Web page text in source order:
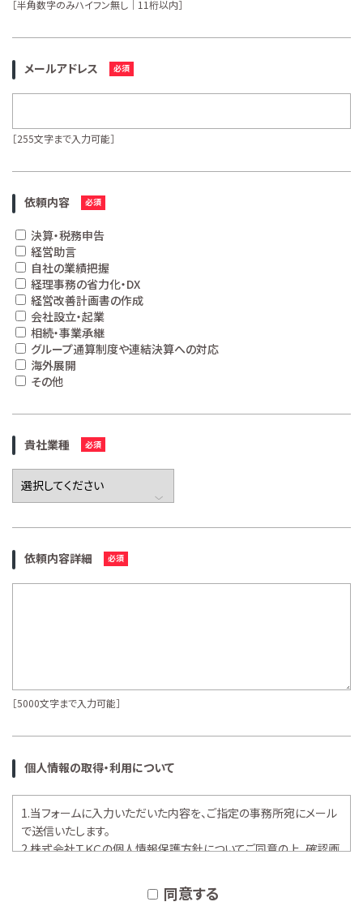
［半角数字のみハイフン無し｜11桁以内］
メールアドレス
［255文字まで入力可能］
依頼内容
決算・税務申告
経営助言
自社の業績把握
経理事務の省力化・DX
経営改善計画書の作成
会社設立・起業
相続・事業承継
グループ通算制度や連結決算への対応
海外展開
その他
貴社業種
依頼内容詳細
［5000文字まで入力可能］
個人情報の取得・利用について
1.当フォームに入力いただいた内容を、ご指定の事務所宛にメール
で送信いたします。
2.株式会社ＴＫＣの個人情報保護方針についてご同意の上、確認画
同意する